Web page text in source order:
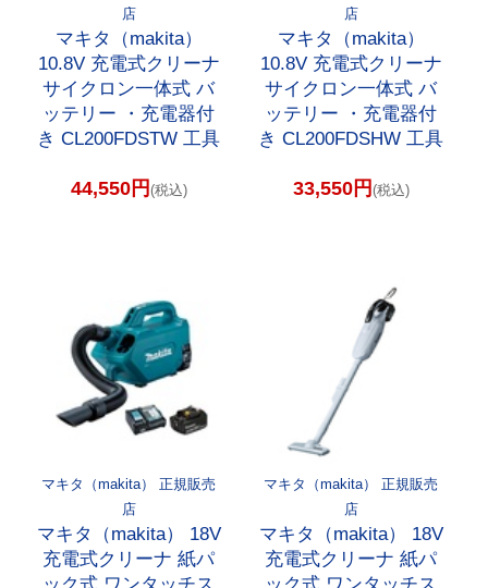
店
マキタ（makita）
10.8V 充電式クリーナ
サイクロン一体式 バ
ッテリー ・充電器付
き CL200FDSTW 工具
44,550円 (税込)
店
マキタ（makita）
10.8V 充電式クリーナ
サイクロン一体式 バ
ッテリー ・充電器付
き CL200FDSHW 工具
33,550円 (税込)
マキタ（makita） 正規販売
店
マキタ（makita） 18V
充電式クリーナ 紙パ
ック式 ワンタッチス
マキタ（makita） 正規販売
店
マキタ（makita） 18V
充電式クリーナ 紙パ
ック式 ワンタッチス